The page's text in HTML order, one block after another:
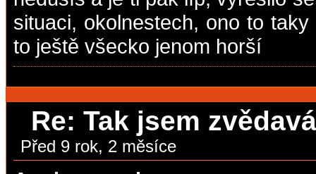
situaci, okolnestech, ono to
to ještě všecko jenom horší
Re: Tak jsem
Před 9 rok, 2 měsíce